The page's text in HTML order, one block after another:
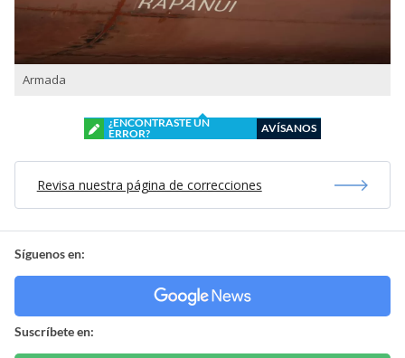
Armada
¿ENCONTRASTE UN
ERROR?
AVÍSANOS
Revisa nuestra página de correcciones
Síguenos en:
Suscríbete en: